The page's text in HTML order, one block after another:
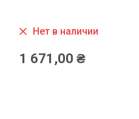
Нет в наличии
1 671,00 ₴